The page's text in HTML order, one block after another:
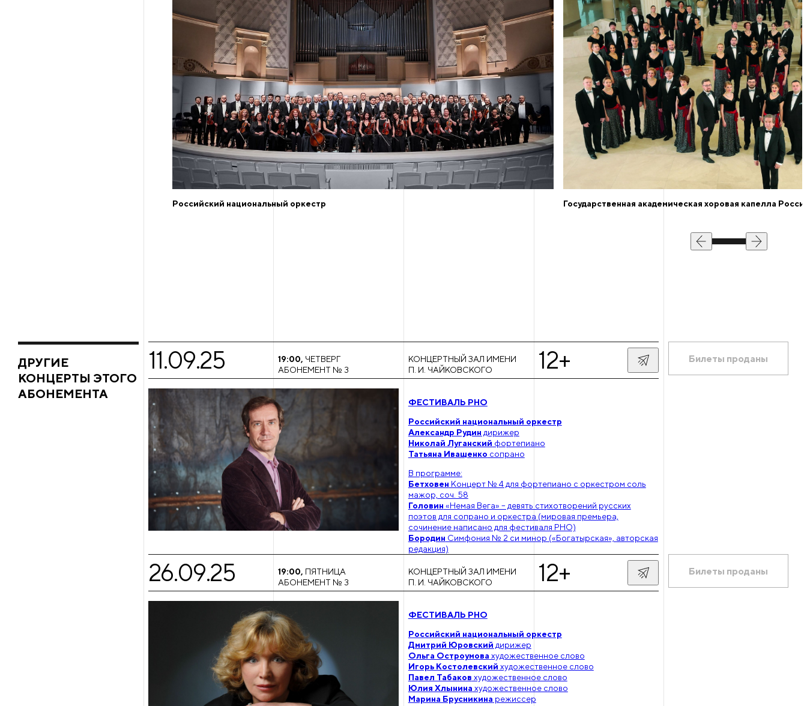
Российский национальный оркестр Государственная академическая хоровая капелла
ДРУГИЕ
КОНЦЕРТЫ ЭТОГО
АБОНЕМЕНТА
11.09.25 19:00, ЧЕТВЕРГ
АБОНЕМЕНТ № 3
КОНЦЕРТНЫЙ ЗАЛ ИМЕНИ
П. И. ЧАЙКОВСКОГО
12+ Билеты проданы
ФЕСТИВАЛЬ РНО
Российский национальный оркестр
Александр Рудин дирижер
Николай Луганский фортепиано
Татьяна Иващенко сопрано
В программе:
Бетховен Концерт № 4 для фортепиано с оркестром соль
мажор, соч. 58
Головин «Немая Вега» – девять стихотворений русских
поэтов для сопрано и оркестра (мировая премьера,
сочинение написано для фестиваля РНО)
Бородин Симфония № 2 си минор («Богатырская», авторская
редакция)
26.09.25 19:00, ПЯТНИЦА
АБОНЕМЕНТ № 3
КОНЦЕРТНЫЙ ЗАЛ ИМЕНИ
П. И. ЧАЙКОВСКОГО
12+ Билеты проданы
ФЕСТИВАЛЬ РНО
Российский национальный оркестр
Дмитрий Юровский дирижер
Ольга Остроумова художественное слово
Игорь Костолевский художественное слово
Павел Табаков художественное слово
Юлия Хлынина художественное слово
Марина Брусникина режиссер